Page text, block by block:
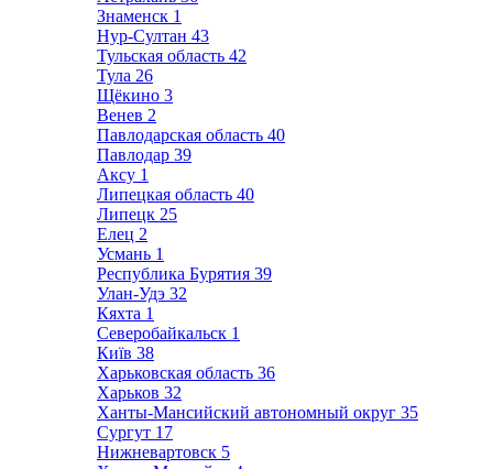
Знаменск 1
Нур-Султан 43
Тульская область 42
Тула 26
Щёкино 3
Венев 2
Павлодарская область 40
Павлодар 39
Аксу 1
Липецкая область 40
Липецк 25
Елец 2
Усмань 1
Республика Бурятия 39
Улан-Удэ 32
Кяхта 1
Северобайкальск 1
Київ 38
Харьковская область 36
Харьков 32
Ханты-Мансийский автономный округ 35
Сургут 17
Нижневартовск 5